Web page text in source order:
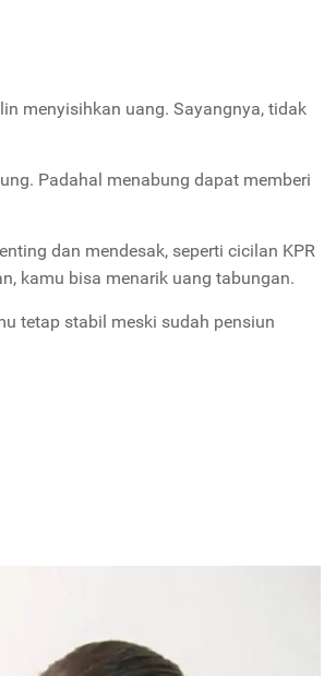
menyisihkan uang. Sayangnya, tidak
Padahal menabung dapat memberi
dan mendesak, seperti cicilan KPR
kamu bisa menarik uang tabungan.
tetap stabil meski sudah pensiun